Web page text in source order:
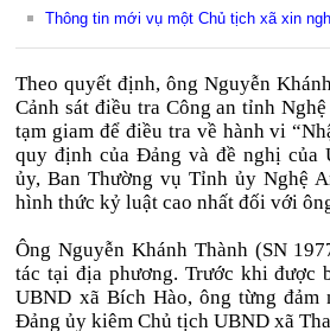
Thông tin mới vụ một Chủ tịch xã xin
Theo quyết định, ông Nguyễn
Cảnh sát điều tra Công an tỉnh
tạm giam để điều tra về hành vi
quy định của Đảng và đề nghị của
ủy, Ban Thường vụ Tỉnh ủy Nghệ
hình thức kỷ luật cao nhất đối với
Ông Nguyễn Khánh Thành (SN
tác tại địa phương. Trước khi được
UBND xã Bích Hào, ông từng
Đảng ủy kiêm Chủ tịch UBND xã